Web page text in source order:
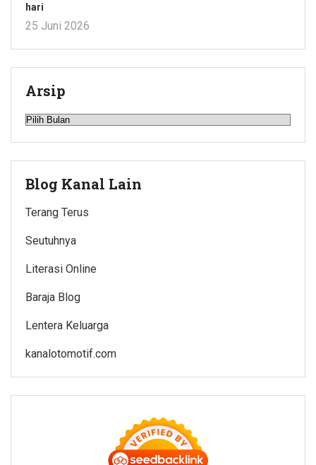
hari
25 Juni 2026
Arsip
Arsip
Blog Kanal Lain
Terang Terus
Seutuhnya
Literasi Online
Baraja Blog
Lentera Keluarga
kanalotomotif.com